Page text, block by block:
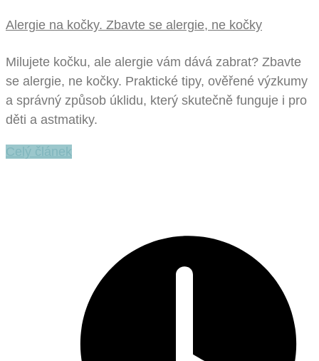
Alergie na kočky. Zbavte se alergie, ne kočky
Milujete kočku, ale alergie vám dává zabrat? Zbavte
se alergie, ne kočky. Praktické tipy, ověřené výzkumy
a správný způsob úklidu, který skutečně funguje i pro
děti a astmatiky.
Celý článek